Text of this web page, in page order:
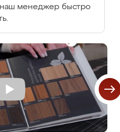
менеджер быстро